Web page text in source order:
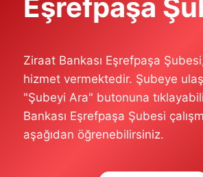
Eşrefpaşa
Ziraat Bankası Eşrefpaşa
hizmet vermektedir. Şubeye
"Şubeyi Ara" butonuna
Bankası Eşrefpaşa Şubesi
aşağıdan öğrenebilirsiniz.